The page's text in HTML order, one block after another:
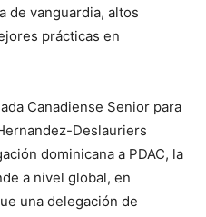
de vanguardia, altos
prácticas en
Canadiense Senior para
Deslauriers
dominicana a PDAC, la
a nivel global, en
una delegación de